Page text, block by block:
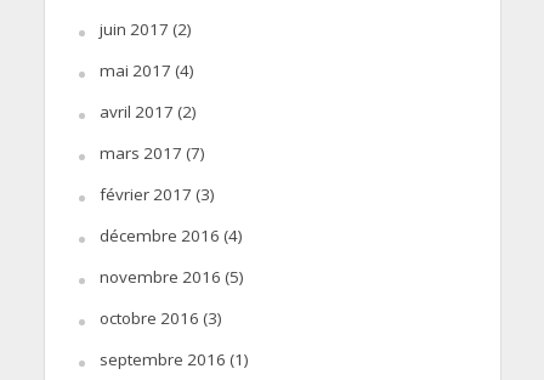
juin 2017 (2)
mai 2017 (4)
avril 2017 (2)
mars 2017 (7)
février 2017 (3)
décembre 2016 (4)
novembre 2016 (5)
octobre 2016 (3)
septembre 2016 (1)